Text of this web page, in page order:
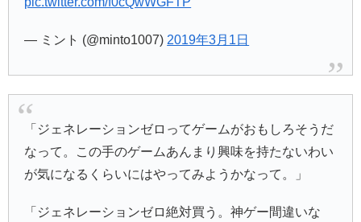
— ミント (@minto1007) 2019年3月1日
「ジェネレーションゼロってゲームがおもしろそうだ
なって。この手のゲームあんまり興味を持たないわい
が気になるくらいにはやってみようかなって。」
「ジェネレーションゼロ絶対買う。神ゲー間違いな